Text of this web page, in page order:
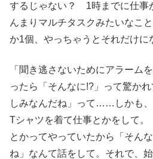
するじゃない？ 1時までに仕事
んまりマルチタスクみたいなこ
か1個、やっちゃうとそれだけに
「聞き逃さないためにアラーム
ったら「そんなに!?」って驚か
しみなんだね」って……しかも、
Tシャツを着て仕事とかをして。
とかってやっていたから「そん
ね」なんて話をして。それで、